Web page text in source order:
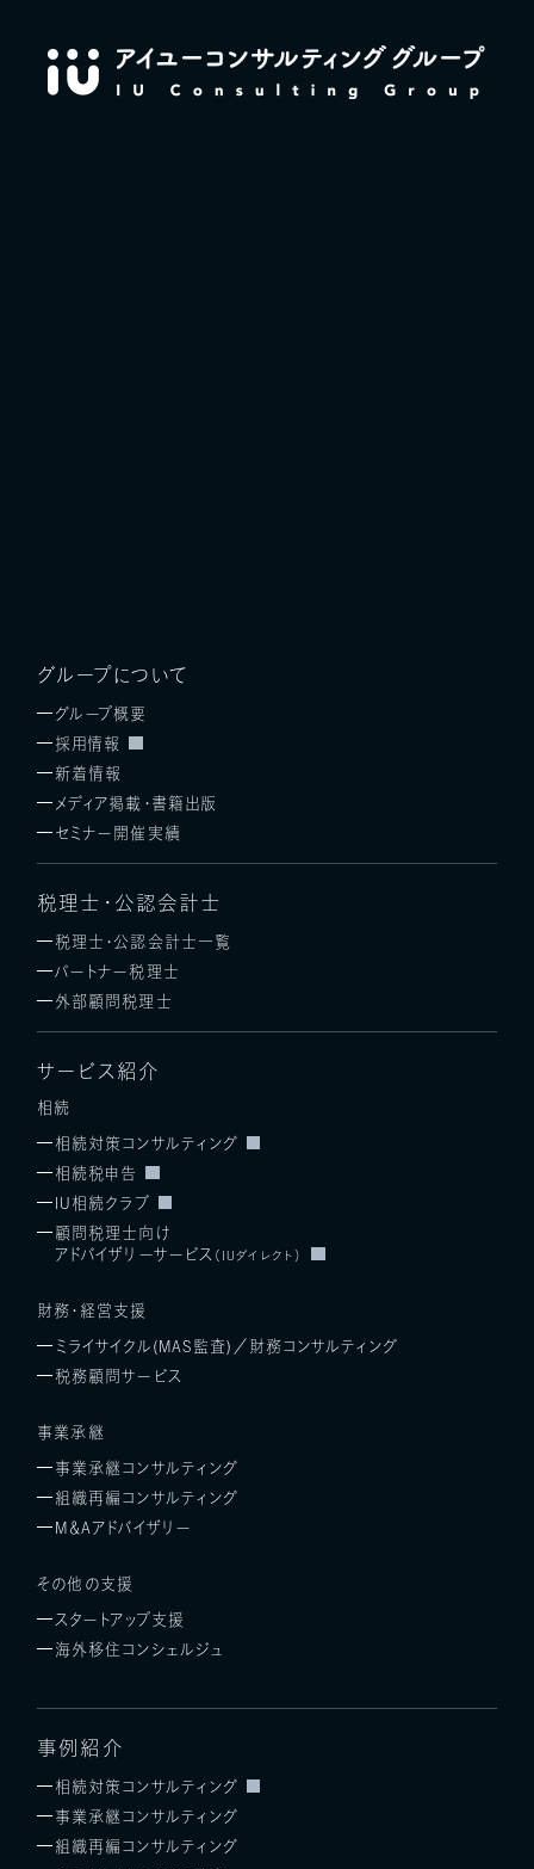
グループについて
グループ概要
採用情報
新着情報
メディア掲載・書籍出版
セミナー開催実績
税理士・公認会計士
税理士・公認会計士一覧
パートナー税理士
外部顧問税理士
サービス紹介
相続
相続対策コンサルティング
相続税申告
IU相続クラブ
顧問税理士向け
アドバイザリーサービス （IUダイレクト）
財務・経営支援
ミライサイクル(MAS監査)／ 財務コンサルティング
税務顧問サービス
事業承継
事業承継コンサルティング
組織再編コンサルティング
M＆Aアドバイザリー
その他の支援
スタートアップ支援
海外移住コンシェルジュ
事例紹介
相続対策コンサルティング
事業承継コンサルティング
組織再編コンサルティング